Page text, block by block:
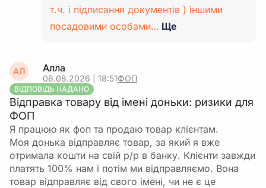
т.ч. і підписання документів ) іншими
посадовими особами… Ще
АЛ Алла
06.08.2026 | 18:51ФОП
ВІДПОВІДЬ НАДАНО
Відправка товару від імені доньки: ризики для
ФОП
Я працюю як фоп та продаю товар клієнтам.
Моя донька відправляє товар, за який я вже
отримала кошти на свій р/р в банку. Клієнти завжди
платять 100% нам і потім ми відправляємо. Вона
товар відправляє від свого імені, чи не є це